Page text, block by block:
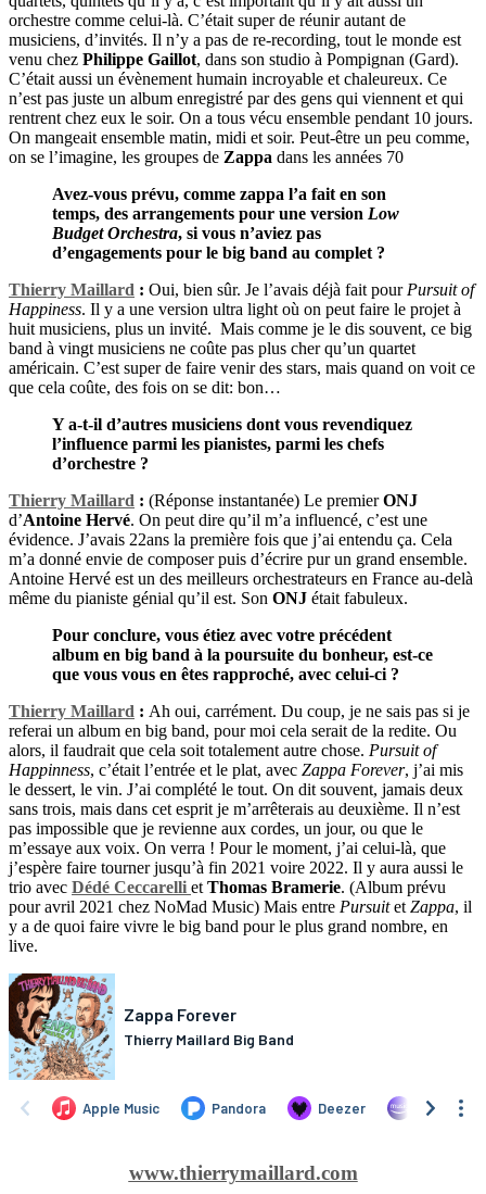
orchestre comme celui-là. C’était super de réunir autant de
musiciens, d’invités. Il n’y a pas de re-recording, tout le monde est
venu chez Philippe Gaillot, dans son studio à Pompignan (Gard).
C’était aussi un évènement humain incroyable et chaleureux. Ce
n’est pas juste un album enregistré par des gens qui viennent et qui
rentrent chez eux le soir. On a tous vécu ensemble pendant 10 jours.
On mangeait ensemble matin, midi et soir. Peut-être un peu comme,
on se l’imagine, les groupes de Zappa dans les années 70
Avez-vous prévu, comme zappa l’a fait en son
temps, des arrangements pour une version Low
Budget Orchestra, si vous n’aviez pas
d’engagements pour le big band au complet ?
Thierry Maillard : Oui, bien sûr. Je l’avais déjà fait pour Pursuit of
Happiness. Il y a une version ultra light où on peut faire le projet à
huit musiciens, plus un invité. Mais comme je le dis souvent, ce big
band à vingt musiciens ne coûte pas plus cher qu’un quartet
américain. C’est super de faire venir des stars, mais quand on voit ce
que cela coûte, des fois on se dit: bon…
Y a-t-il d’autres musiciens dont vous revendiquez
l’influence parmi les pianistes, parmi les chefs
d’orchestre ?
Thierry Maillard : (Réponse instantanée) Le premierONJ
d’Antoine Hervé. On peut dire qu’il m’a influencé, c’est une
évidence. J’avais 22ans la première fois que j’ai entendu ça. Cela
m’a donné envie de composer puis d’écrire pur un grand ensemble.
Antoine Hervé est un des meilleurs orchestrateurs en France au-delà
même du pianiste génial qu’il est. Son ONJ était fabuleux.
Pour conclure, vous étiez avec votre précédent
album en big band à la poursuite du bonheur, est-ce
que vous vous en êtes rapproché, avec celui-ci ?
Thierry Maillard : Ah oui, carrément. Du coup, je ne sais pas si je
referai un album en big band, pour moi cela serait de la redite. Ou
alors, il faudrait que cela soit totalement autre chose. Pursuit of
Happinness, c’était l’entrée et le plat, avec Zappa Forever, j’ai mis
le dessert, le vin. J’ai complété le tout. On dit souvent, jamais deux
sans trois, mais dans cet esprit je m’arrêterais au deuxième. Il n’est
pas impossible que je revienne aux cordes, un jour, ou que le
m’essaye aux voix. On verra ! Pour le moment, j’ai celui-là, que
j’espère faire tourner jusqu’à fin 2021 voire 2022. Il y aura aussi le
trio avec Dédé Ceccarelli et Thomas Bramerie. (Album prévu
pour avril 2021 chez NoMad Music) Mais entre Pursuitet Zappa, il
y a de quoi faire vivre le big band pour le plus grand nombre, en
live.
www.thierrymaillard.com